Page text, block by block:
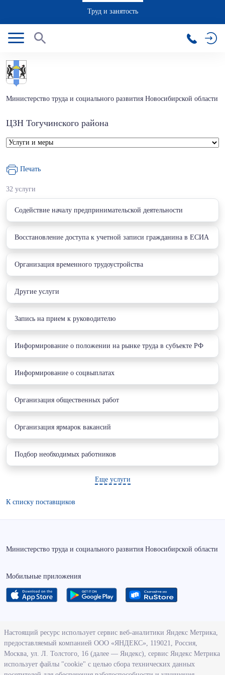
Труд и занятость
Министерство труда и социального развития Новосибирской области
ЦЗН Тогучинского района
Печать
32 услуги
Cодействие началу предпринимательской деятельности
Восстановление доступа к учетной записи гражданина в ЕСИА
Организация временного трудоустройства
Другие услуги
Запись на прием к руководителю
Информирование о положении на рынке труда в субъекте РФ
Информирование о соцвыплатах
Организация общественных работ
Организация ярмарок вакансий
Подбор необходимых работников
Еще услуги
К списку поставщиков
Министерство труда и социального развития Новосибирской области
Мобильные приложения
О ведомстве
Деятельность министерства труда и социального развития
Новосибирской области
Настоящий ресурс использует сервис веб-аналитики Яндекс Метрика,
предоставляемый компанией ООО «ЯНДЕКС», 119021, Россия,
Москва, ул. Л. Толстого, 16 (далее — Яндекс), сервис Яндекс Метрика
использует файлы "cookie" с целью сбора технических данных